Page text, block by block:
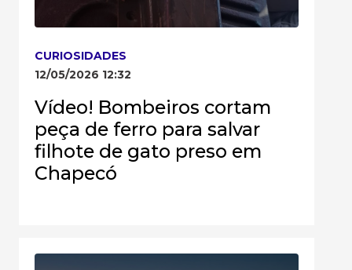
CURIOSIDADES
12/05/2026 12:32
Vídeo! Bombeiros cortam
peça de ferro para salvar
filhote de gato preso em
Chapecó